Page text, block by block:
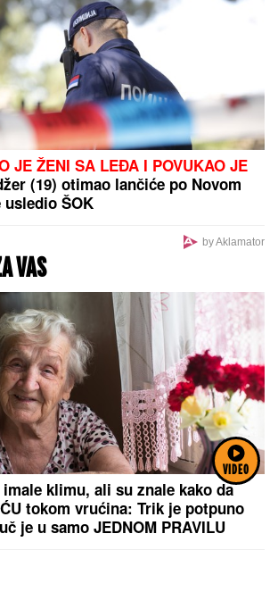
VIDEO
JE ŽENI SA LEĐA I POVUKAO JE
(19) otimao lančiće po Novom
usledio ŠOK
by Aklamator
VAS
imale klimu, ali su znale kako da
tokom vrućina: Trik je potpuno
je u samo JEDNOM PRAVILU